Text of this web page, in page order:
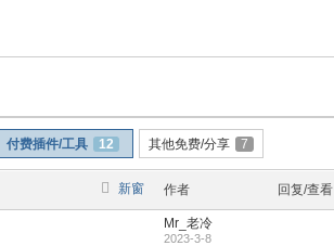
付费插件/工具 12 其他免费/分享 7
新窗 作者 回复/查看
Mr_老冷
2023-3-8